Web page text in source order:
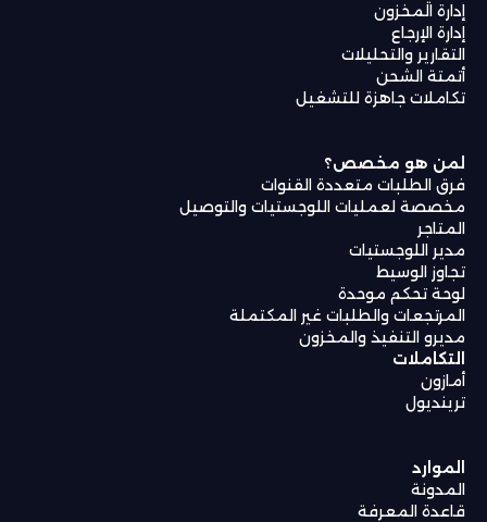
إدارة المخزون
إدارة الإرجاع
التقارير والتحليلات
أتمتة الشحن
تكاملات جاهزة للتشغيل
لمن هو مخصص؟
فرق الطلبات متعددة القنوات
مخصصة لعمليات اللوجستيات والتوصيل
المتاجر
مدير اللوجستيات
تجاوز الوسيط
لوحة تحكم موحدة
المرتجعات والطلبات غير المكتملة
مديرو التنفيذ والمخزون
التكاملات
أمازون
ترينديول
الموارد
المدونة
قاعدة المعرفة